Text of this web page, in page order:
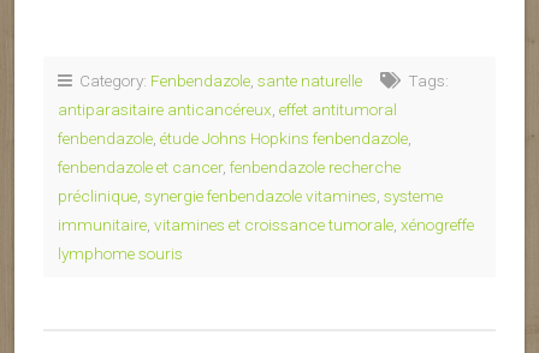
Category: Fenbendazole sante naturelle
Tags:
antiparasitaire anticancéreux effet antitumoral
fenbendazole étude Johns Hopkins fenbendazole
fenbendazole et cancer, fenbendazole recherche
préclinique synergie fenbendazole vitamines systeme
immunitaire vitamines et croissance tumorale xénogreffe
lymphome souris